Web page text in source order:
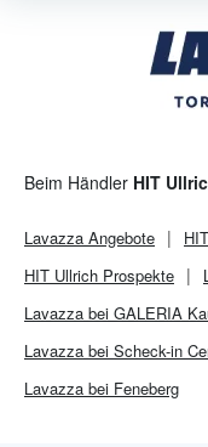
Beim Händler HIT
Lavazza Angebote
HIT Ullrich Prospekte
Lavazza bei GALERIA
Lavazza bei Scheck-in
Lavazza bei Feneberg